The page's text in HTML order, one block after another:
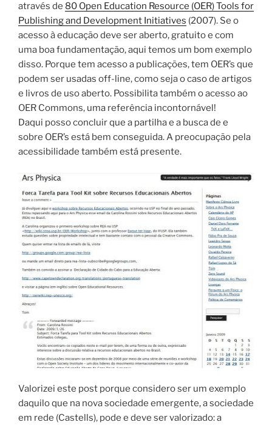
através de 80 Open Education Resource (OER) Tools for
Publishing and Development Initiatives (2007). Se o
acesso à educação deve ser aberto, gratuito e com
uma boa fundamentação, aqui temos um bom exemplo
disso. Porque tem acesso a publicações, tem OER’s que
podem ser usadas off-line, como seja o caso de artigos
e livros de uso aberto. Possibilita também o acesso ao
OER Commons, uma referência incontornável!
Daqui posso concluir que a partilha e a busca de e
sobre OER’s está bem conseguida. A preocupação pela
acessibilidade também está presente.
Valorizei este post porque considero ser um exemplo
daquilo que na nova sociedade emergente, a sociedade
em rede (Castells), pode e deve ser valorizado: a